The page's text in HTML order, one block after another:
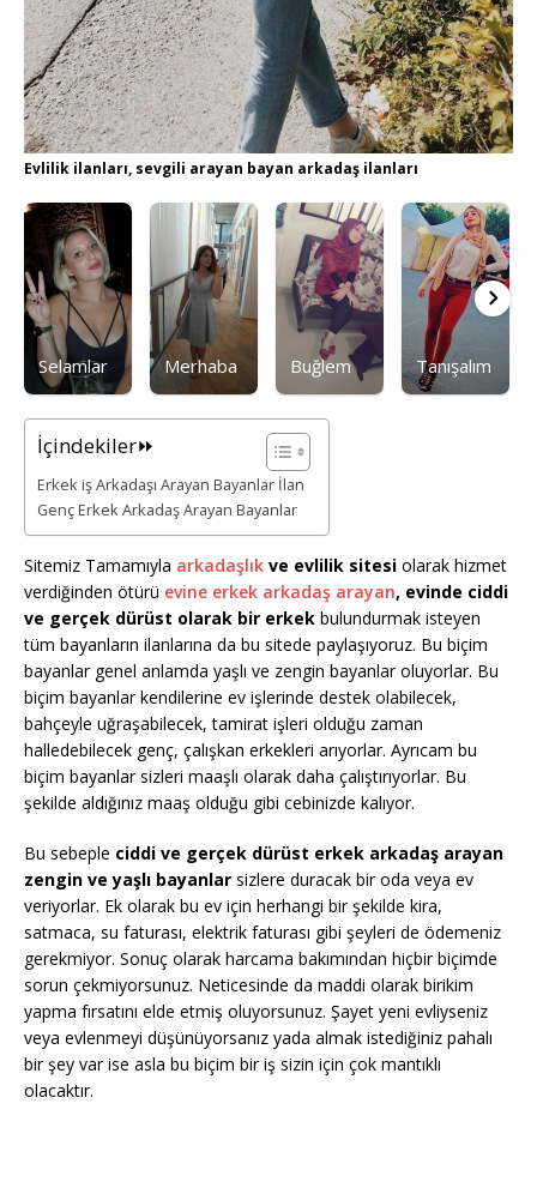
Evlilik ilanları, sevgili arayan bayan arkadaş ilanları
Selamlar Merhaba Buğlem Tanışalım
İçindekiler⏩
Erkek iş Arkadaşı Arayan Bayanlar İlan
Genç Erkek Arkadaş Arayan Bayanlar
Sitemiz Tamamıyla arkadaşlık ve evlilik sitesi olarak hizmet
verdiğinden ötürü evine erkek arkadaş arayan, evinde ciddi
ve gerçek dürüst olarak bir erkek bulundurmak isteyen
tüm bayanların ilanlarına da bu sitede paylaşıyoruz. Bu biçim
bayanlar genel anlamda yaşlı ve zengin bayanlar oluyorlar. Bu
biçim bayanlar kendilerine ev işlerinde destek olabilecek,
bahçeyle uğraşabilecek, tamirat işleri olduğu zaman
halledebilecek genç, çalışkan erkekleri arıyorlar. Ayrıcam bu
biçim bayanlar sizleri maaşlı olarak daha çalıştırıyorlar. Bu
şekilde aldığınız maaş olduğu gibi cebinizde kalıyor.
Bu sebeple ciddi ve gerçek dürüst erkek arkadaş arayan
zengin ve yaşlı bayanlar sizlere duracak bir oda veya ev
veriyorlar. Ek olarak bu ev için herhangi bir şekilde kira,
satmaca, su faturası, elektrik faturası gibi şeyleri de ödemeniz
gerekmiyor. Sonuç olarak harcama bakımından hiçbir biçimde
sorun çekmiyorsunuz. Neticesinde da maddi olarak birikim
yapma fırsatını elde etmiş oluyorsunuz. Şayet yeni evliyseniz
veya evlenmeyi düşünüyorsanız yada almak istediğiniz pahalı
bir şey var ise asla bu biçim bir iş sizin için çok mantıklı
olacaktır.